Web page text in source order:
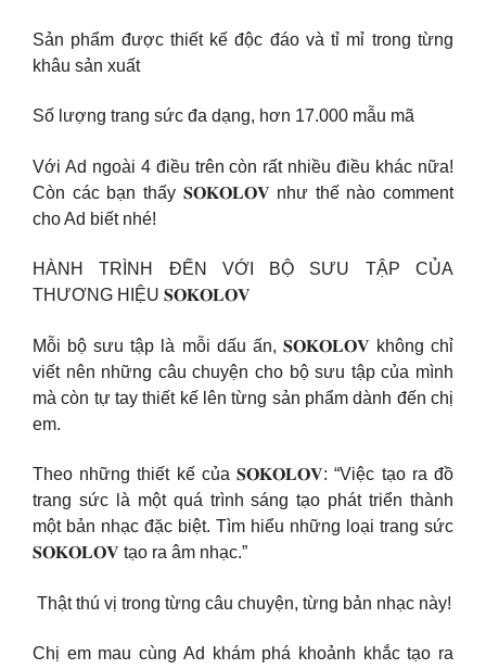
Sản phẩm được thiết kế độc đáo và tỉ mỉ trong từng
khâu sản xuất
Số lượng trang sức đa dạng, hơn 17.000 mẫu mã
Với Ad ngoài 4 điều trên còn rất nhiều điều khác nữa!
Còn các bạn thấy 𝐒𝐎𝐊𝐎𝐋𝐎𝐕 như thế nào comment
cho Ad biết nhé!
HÀNH TRÌNH ĐẾN VỚI BỘ SƯU TẬP CỦA
THƯƠNG HIỆU 𝐒𝐎𝐊𝐎𝐋𝐎𝐕
Mỗi bộ sưu tập là mỗi dấu ấn, 𝐒𝐎𝐊𝐎𝐋𝐎𝐕 không chỉ
viết nên những câu chuyện cho bộ sưu tập của mình
mà còn tự tay thiết kế lên từng sản phẩm dành đến chị
em.
Theo những thiết kế của 𝐒𝐎𝐊𝐎𝐋𝐎𝐕: “Việc tạo ra đồ
trang sức là một quá trình sáng tạo phát triển thành
một bản nhạc đặc biệt. Tìm hiểu những loại trang sức
𝐒𝐎𝐊𝐎𝐋𝐎𝐕 tạo ra âm nhạc.”
️ Thật thú vị trong từng câu chuyện, từng bản nhạc này!
Chị em mau cùng Ad khám phá khoảnh khắc tạo ra